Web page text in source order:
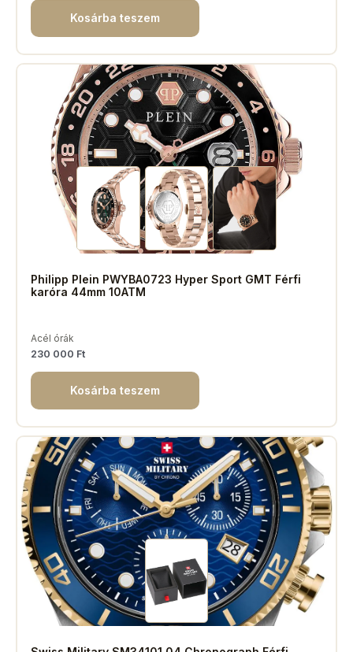
Kosárba teszem
Philipp Plein PWYBA0723 Hyper Sport GMT Férfi
karóra 44mm 10ATM
Acél órák
230 000 Ft
Kosárba teszem